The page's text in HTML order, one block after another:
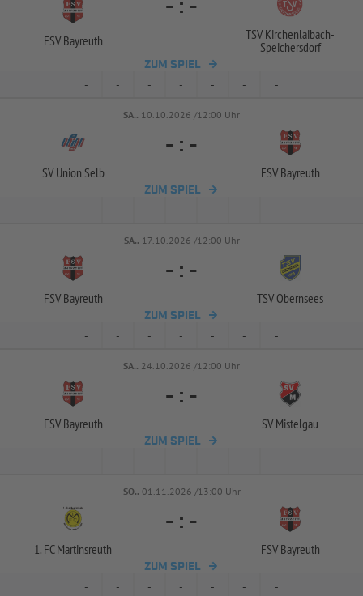
FSV Bayreuth
- : -
TSV Kirchenlaibach-
Speichersdorf
ZUM SPIEL
- - - - - - -
SA.. 10.10.2026 /12:00 Uhr
SV Union Selb
- : -
FSV Bayreuth
ZUM SPIEL
- - - - - - -
SA.. 17.10.2026 /12:00 Uhr
FSV Bayreuth
- : -
TSV Obernsees
ZUM SPIEL
- - - - - - -
SA.. 24.10.2026 /12:00 Uhr
FSV Bayreuth
- : -
SV Mistelgau
ZUM SPIEL
- - - - - - -
SO.. 01.11.2026 /13:00 Uhr
1. FC Martinsreuth
- : -
FSV Bayreuth
ZUM SPIEL
- - - - - - -